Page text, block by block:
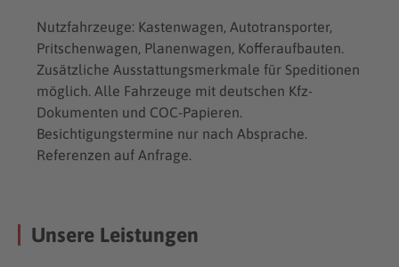
Nutzfahrzeuge: Kastenwagen, Autotransporter,
Pritschenwagen, Planenwagen, Kofferaufbauten.
Zusätzliche Ausstattungsmerkmale für Speditionen
möglich. Alle Fahrzeuge mit deutschen Kfz-
Dokumenten und COC-Papieren.
Besichtigungstermine nur nach Absprache.
Referenzen auf Anfrage.
Unsere Leistungen